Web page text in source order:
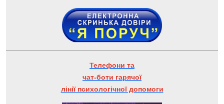
Телефони та
чат-боти гарячої
лінії психологічної допомоги